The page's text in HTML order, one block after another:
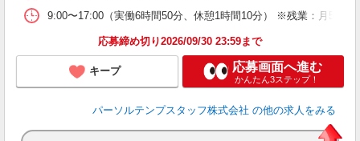
9:00〜17:00（実働6時間50分、休憩1時間10分） ※残業：月5〜
応募締め切り2026/09/30 23:59まで
キープ 応募画面へ進む
かんたん3ステップ！
パーソルテンプスタッフ株式会社 の他の求人をみる